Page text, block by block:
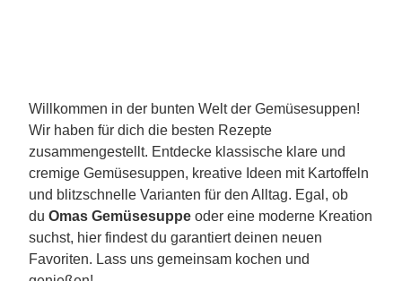
Willkommen in der bunten Welt der Gemüsesuppen!
Wir haben für dich die besten Rezepte
zusammengestellt. Entdecke klassische klare und
cremige Gemüsesuppen, kreative Ideen mit Kartoffeln
und blitzschnelle Varianten für den Alltag. Egal, ob
du Omas Gemüsesuppe oder eine moderne Kreation
suchst, hier findest du garantiert deinen neuen
Favoriten. Lass uns gemeinsam kochen und